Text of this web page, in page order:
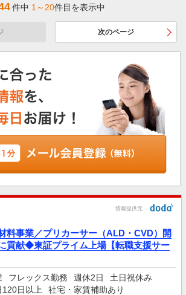
件中 1～20件目を表示中
次のページ
情報提供元
料事業／プリカーサー（ALD・CVD）開
貢献◆東証プライム上場【転職支援サー
フレックス勤務 週休2日
土日祝休み
日以上
社宅・家賃補助あり